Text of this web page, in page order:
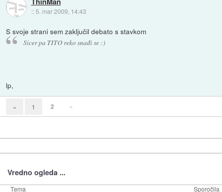
:: 5. mar 2009, 14:43
S svoje strani sem zaključil debato s stavkom
Sicer pa TITO reko snađi se :)
lp,
« 1 2 »
Vredno ogleda ...
Tema Sporočila